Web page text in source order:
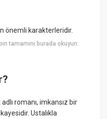
önemli karakterleridir.
tamamını burada okuyun:
romanı, imkansız bir
Ustalıkla